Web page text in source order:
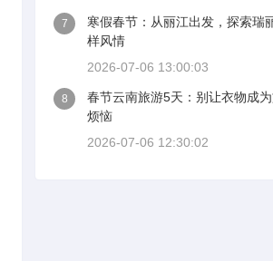
7
寒假春节：从丽江出发，探索瑞
样风情
2026-07-06 13:00:03
8
春节云南旅游5天：别让衣物成
烦恼
2026-07-06 12:30:02